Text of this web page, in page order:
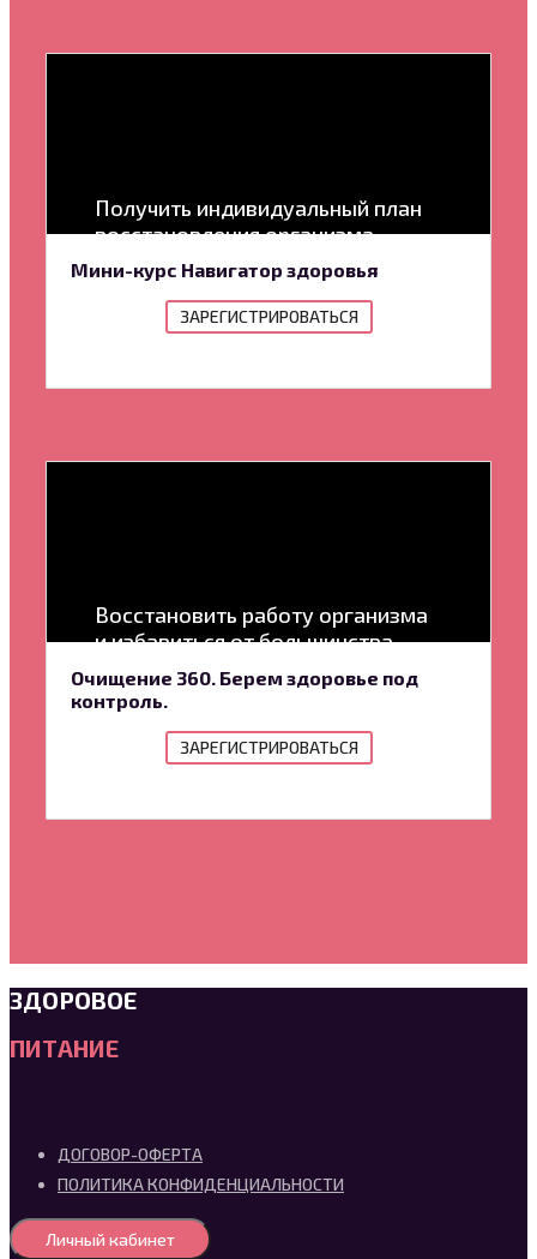
Получить индивидуальный план
восстановления организма
Мини-курс Навигатор здоровья
ЗАРЕГИСТРИРОВАТЬСЯ
Восстановить работу организма
и избавиться от большинства
проблем со здоровьем
Очищение 360. Берем здоровье под
контроль.
ЗАРЕГИСТРИРОВАТЬСЯ
ЗДОРОВОЕ
ПИТАНИЕ
ДОГОВОР-ОФЕРТА
ПОЛИТИКА КОНФИДЕНЦИАЛЬНОСТИ
Личный кабинет